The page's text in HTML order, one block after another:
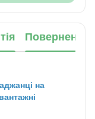
Повернення
на